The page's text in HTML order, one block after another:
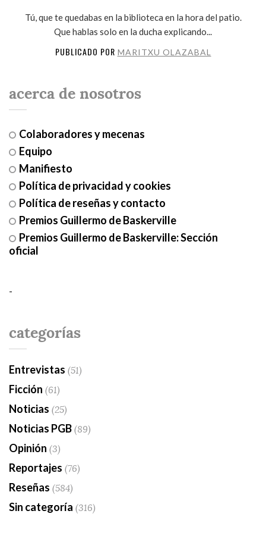
Tú, que te quedabas en la biblioteca en la hora del patio.
Que hablas solo en la ducha explicando...
PUBLICADO POR MARITXU OLAZABAL
acerca de nosotros
Colaboradores y mecenas
Equipo
Manifiesto
Política de privacidad y cookies
Política de reseñas y contacto
Premios Guillermo de Baskerville
Premios Guillermo de Baskerville: Sección
oficial
-
categorías
Entrevistas (51)
Ficción (61)
Noticias (25)
Noticias PGB(89)
Opinión (3)
Reportajes (76)
Reseñas (584)
Sin categoría (316)